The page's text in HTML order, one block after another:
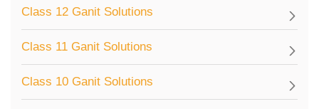
Class 12 Ganit Solutions
Class 11 Ganit Solutions
Class 10 Ganit Solutions